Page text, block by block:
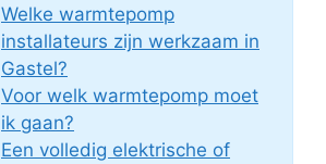
Welke warmtepomp
installateurs zijn werkzaam in
Gastel?
Voor welk warmtepomp moet
ik gaan?
Een volledig elektrische of